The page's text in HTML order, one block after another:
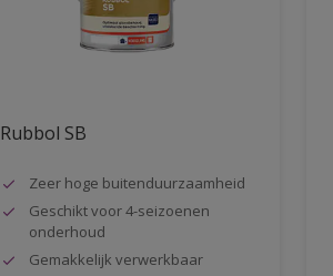
Rubbol SB
Zeer hoge buitenduurzaamheid
Geschikt voor 4-seizoenen
onderhoud
Gemakkelijk verwerkbaar